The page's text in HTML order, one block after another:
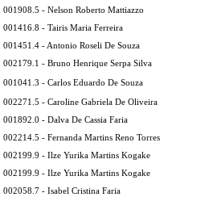
001908.5 - Nelson Roberto Mattiazzo
001416.8 - Tairis Maria Ferreira
001451.4 - Antonio Roseli De Souza
002179.1 - Bruno Henrique Serpa Silva
001041.3 - Carlos Eduardo De Souza
002271.5 - Caroline Gabriela De Oliveira
001892.0 - Dalva De Cassia Faria
002214.5 - Fernanda Martins Reno Torres
002199.9 - Ilze Yurika Martins Kogake
002199.9 - Ilze Yurika Martins Kogake
002058.7 - Isabel Cristina Faria